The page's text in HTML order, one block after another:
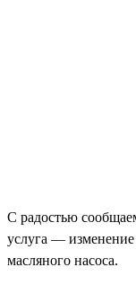
С радостью
услуга — изменение
масляного насоса.